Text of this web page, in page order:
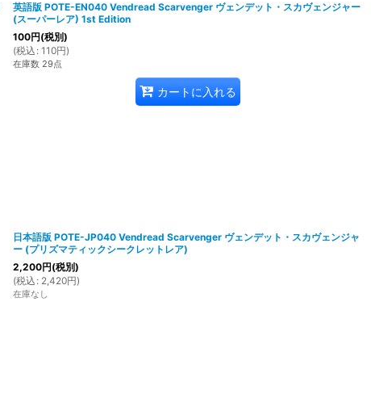
英語版 POTE-EN040 Vendread Scarvenger ヴェンデット・スカヴェンジャー
(スーパーレア) 1st Edition
100円(税別)
(税込 : 110円)
在庫数 29点
カートに入れる
日本語版 POTE-JP040 Vendread Scarvenger ヴェンデット・スカヴェンジャ
ー (プリズマティックシークレットレア)
2,200円(税別)
(税込 : 2,420円)
在庫なし